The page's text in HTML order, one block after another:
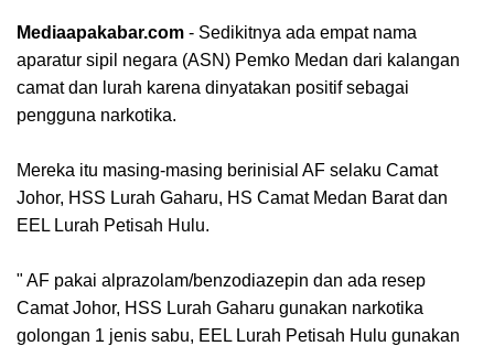
Mediaapakabar.com - Sedikitnya ada empat nama
aparatur sipil negara (ASN) Pemko Medan dari kalangan
camat dan lurah karena dinyatakan positif sebagai
pengguna narkotika.
Mereka itu masing-masing berinisial AF selaku Camat
Johor, HSS Lurah Gaharu, HS Camat Medan Barat dan
EEL Lurah Petisah Hulu.
" AF pakai alprazolam/benzodiazepin dan ada resep
Camat Johor, HSS Lurah Gaharu gunakan narkotika
golongan 1 jenis sabu, EEL Lurah Petisah Hulu gunakan